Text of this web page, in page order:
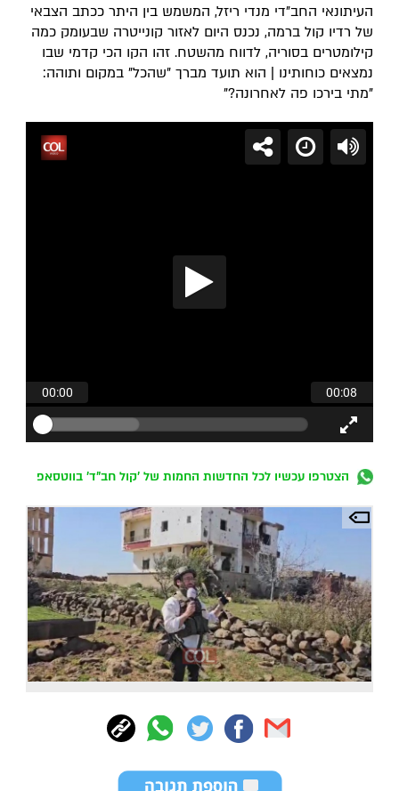
העיתונאי החב"די מנדי ריזל, המשמש בין היתר ככתב הצבאי
של רדיו קול ברמה, נכנס היום לאזור קונייטרה שבעומק כמה
קילומטרים בסוריה, לדווח מהשטח. זהו הקו הכי קדמי שבו
נמצאים כוחותינו | הוא תועד מברך "שהכל" במקום ותוהה:
"מתי בירכו פה לאחרונה?"
הצטרפו עכשיו לכל החדשות החמות של 'קול חב"ד' בווטסאפ